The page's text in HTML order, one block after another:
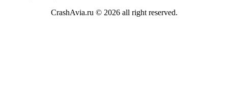
CrashAvia.ru © 2026 all right reserved.